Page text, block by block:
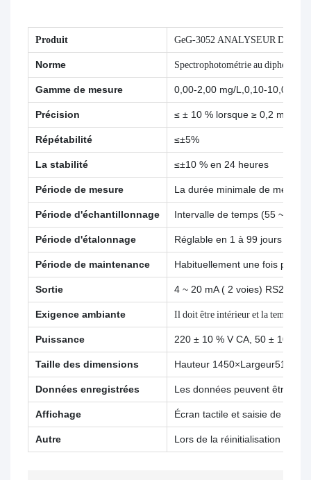
Produit GeG-3052 ANALYSEUR DE
Norme Spectrophotométrie au
Gamme de mesure 0,00-2,00 mg/L,0,10-10,00
Précision ≤ ± 10 % lorsque ≥ 0,2 mg/L ;
Répétabilité ≤±5%
La stabilité ≤±10 % en 24 heures
Période de mesure La durée minimale de
Période d'échantillonnage Intervalle de temps (55 ~
Période d'étalonnage Réglable en 1 à 99 jours ;
Période de maintenance Habituellement une fois par
Sortie 4 ~ 20 mA ( 2 voies)
Exigence ambiante Il doit être intérieur et la
Puissance 220 ± 10 % V CA, 50 ± 10 %
Taille des dimensions Hauteur
Données enregistrées Les données peuvent être
Affichage Écran tactile et saisie de
Autre Lors de la réinitialisation